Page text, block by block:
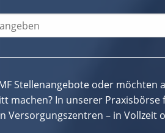
Stellenangebote oder möchten
machen? In unserer Praxisbörse
Versorgungszentren – in Vollzeit